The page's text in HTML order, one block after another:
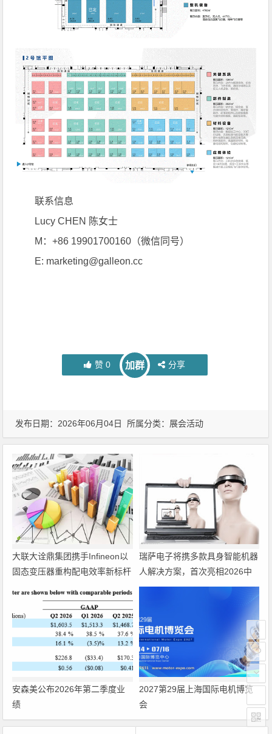
联系信息
Lucy CHEN 陈女士
M：+86 19901700160（微信同号）
E: marketing@galleon.cc
赞 0 加群 分享
发布日期：2026年06月04日 所属分类： 展会活动
大联大诠鼎集团携手Infineon以
固态变压器重构配电效率新标杆
瑞萨电子将携多款具身智能机器
人解决方案，首次亮相2026中
国具身智能机器人产业大会
安森美公布2026年第二季度业
绩
2027第29届上海国际电机博览
会